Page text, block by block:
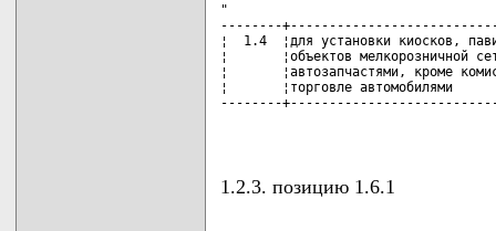
"
--------
¦  1.4  ¦для установки киосков,
¦       ¦объектов
¦       ¦автозапчастями, кроме
¦       ¦торговле
--------
1.2.3. позицию 1.6.1